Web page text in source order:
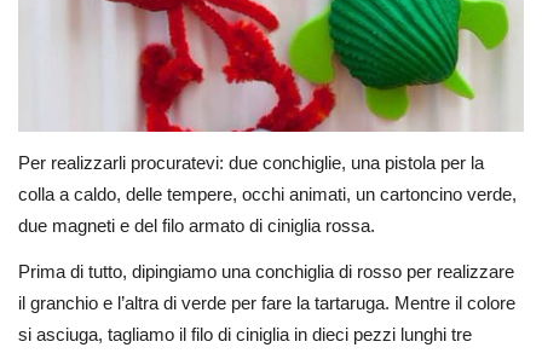
Per realizzarli procuratevi: due conchiglie, una pistola per la
colla a caldo, delle tempere, occhi animati, un cartoncino verde,
due magneti e del filo armato di ciniglia rossa.
Prima di tutto, dipingiamo una conchiglia di rosso per realizzare
il granchio e l’altra di verde per fare la tartaruga. Mentre il colore
si asciuga, tagliamo il filo di ciniglia in dieci pezzi lunghi tre